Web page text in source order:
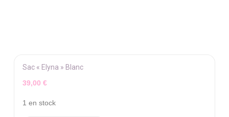
Sac « Elyna » Blanc
39,00 €
1 en stock